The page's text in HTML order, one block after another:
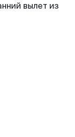
вылет из